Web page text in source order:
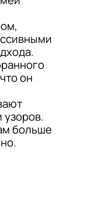
он
узоров.
больше